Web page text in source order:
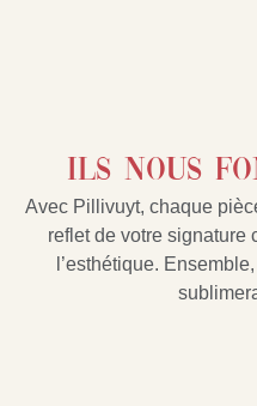
ILS NOUS
Avec Pillivuyt, chaque
reflet de votre signature
l’esthétique.